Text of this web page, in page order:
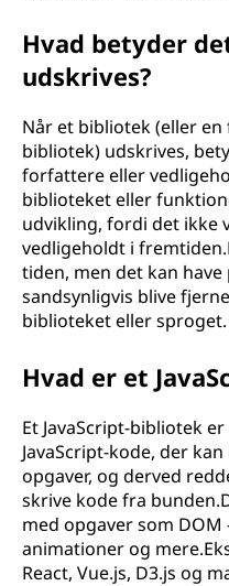
Hvad betyder
udskrives?
Når et bibliotek (eller
bibliotek) udskrives,
forfattere eller
biblioteket eller
udvikling, fordi det ikke
vedligeholdt i
tiden, men det kan
sandsynligvis blive
biblioteket eller sproget.
Hvad er et
Et JavaScript-bibliotek
JavaScript-kode, der
opgaver, og derved
skrive kode fra
med opgaver som
animationer og
React, Vue.js, D3.js og